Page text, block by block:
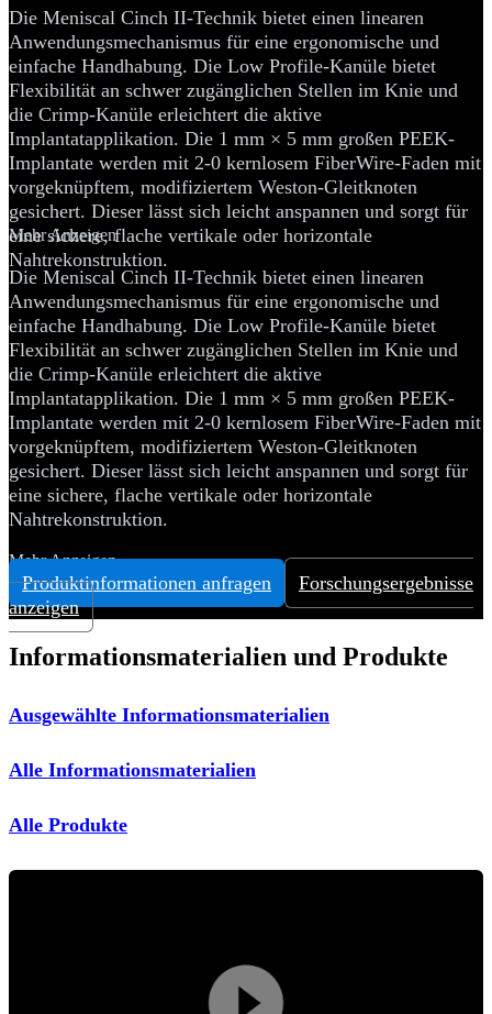
Die Meniscal Cinch II-Technik bietet einen linearen
Anwendungsmechanismus für eine ergonomische und
einfache Handhabung. Die Low Profile-Kanüle bietet
Flexibilität an schwer zugänglichen Stellen im Knie und
die Crimp-Kanüle erleichtert die aktive
Implantatapplikation. Die 1 mm × 5 mm großen PEEK-
Implantate werden mit 2-0 kernlosem FiberWire-Faden mit
vorgeknüpftem, modifiziertem Weston-Gleitknoten
gesichert. Dieser lässt sich leicht anspannen und sorgt für
eine sichere, flache vertikale oder horizontale
Nahtrekonstruktion.
Mehr Anzeigen
Die Meniscal Cinch II-Technik bietet einen linearen
Anwendungsmechanismus für eine ergonomische und
einfache Handhabung. Die Low Profile-Kanüle bietet
Flexibilität an schwer zugänglichen Stellen im Knie und
die Crimp-Kanüle erleichtert die aktive
Implantatapplikation. Die 1 mm × 5 mm großen PEEK-
Implantate werden mit 2-0 kernlosem FiberWire-Faden mit
vorgeknüpftem, modifiziertem Weston-Gleitknoten
gesichert. Dieser lässt sich leicht anspannen und sorgt für
eine sichere, flache vertikale oder horizontale
Nahtrekonstruktion.
Mehr Anzeigen
Produktinformationen anfragen
Forschungsergebnisse
anzeigen
Informationsmaterialien und Produkte
Ausgewählte Informationsmaterialien
Alle Informationsmaterialien
Alle Produkte